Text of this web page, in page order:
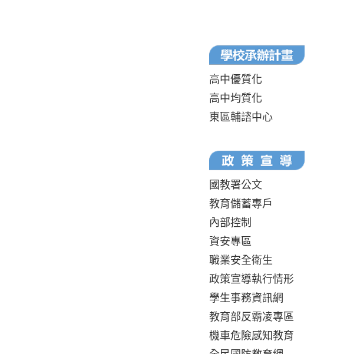
高中優質化
高中均質化
東區輔諮中心
國教署公文
教育儲蓄專戶
內部控制
資安專區
職業安全衛生
政策宣導執行情形
學生事務資訊網
教育部反霸凌專區
機車危險感知教育